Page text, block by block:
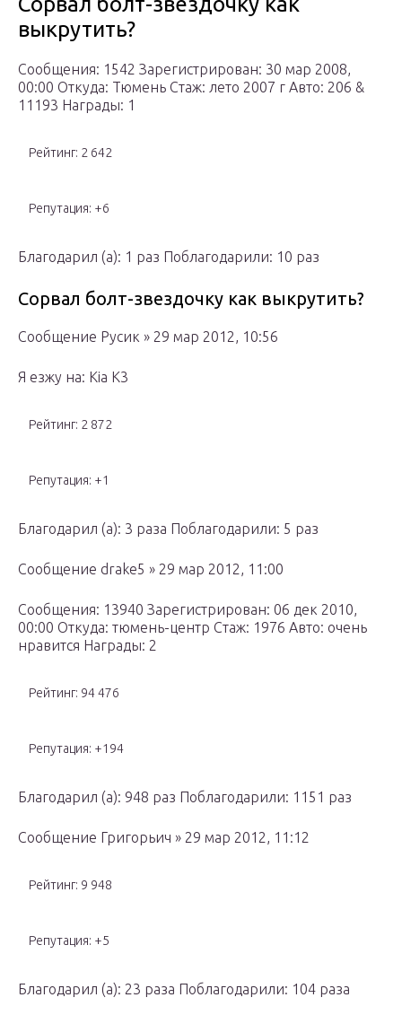
выкрутить?
Сообщения: 1542 Зарегистрирован: 30 мар 2008,
00:00 Откуда: Тюмень Стаж: лето 2007 г Авто: 206 &
11193 Награды: 1
Рейтинг: 2 642
Репутация: +6
Благодарил (а): 1 раз Поблагодарили: 10 раз
Сорвал болт-звездочку как выкрутить?
Сообщение Русик » 29 мар 2012, 10:56
Я езжу на: Kia K3
Рейтинг: 2 872
Репутация: +1
Благодарил (а): 3 раза Поблагодарили: 5 раз
Сообщение drake5 » 29 мар 2012, 11:00
Сообщения: 13940 Зарегистрирован: 06 дек 2010,
00:00 Откуда: тюмень-центр Стаж: 1976 Авто: очень
нравится Награды: 2
Рейтинг: 94 476
Репутация: +194
Благодарил (а): 948 раз Поблагодарили: 1151 раз
Сообщение Григорьич » 29 мар 2012, 11:12
Рейтинг: 9 948
Репутация: +5
Благодарил (а): 23 раза Поблагодарили: 104 раза